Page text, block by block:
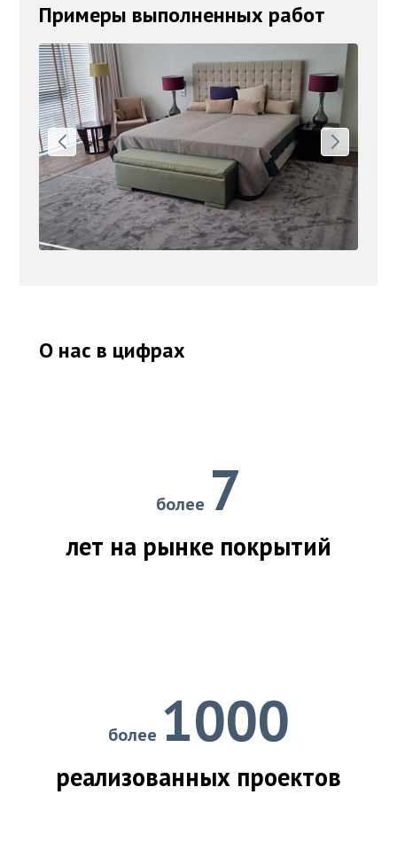
Примеры выполненных работ
О нас в цифрах
более 7
лет на рынке покрытий
более 1000
реализованных проектов